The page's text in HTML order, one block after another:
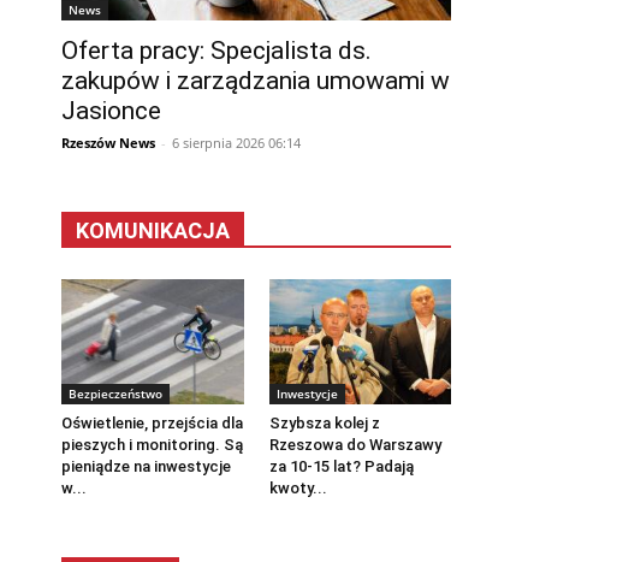
News
Oferta pracy: Specjalista ds.
zakupów i zarządzania umowami w
Jasionce
Rzeszów News - 6 sierpnia 2026 06:14
KOMUNIKACJA
Bezpieczeństwo
Oświetlenie, przejścia dla
pieszych i monitoring. Są
pieniądze na inwestycje
w...
Inwestycje
Szybsza kolej z
Rzeszowa do Warszawy
za 10-15 lat? Padają
kwoty...